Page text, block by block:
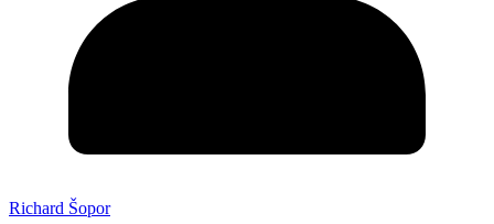
Richard Šopor